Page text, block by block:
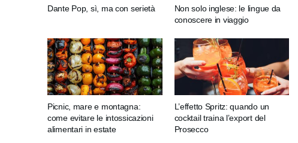
Dante Pop, sì, ma con serietà
Non solo inglese: le lingue da
conoscere in viaggio
Picnic, mare e montagna:
come evitare le intossicazioni
alimentari in estate
L’effetto Spritz: quando un
cocktail traina l’export del
Prosecco